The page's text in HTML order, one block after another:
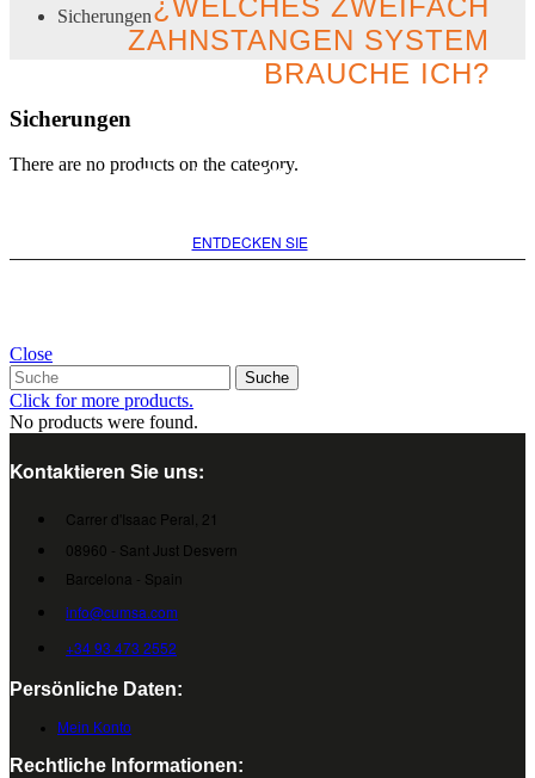
Sicherungen
Sicherungen
There are no products on the category.
¿WELCHES ZWEIFACH
ZAHNSTANGEN SYSTEM
BRAUCHE ICH?
Suchen Sie nach der besten
Option für Ihr Projekt
ENTDECKEN SIE
Close
Suche
Click for more products.
No products were found.
Kontaktieren Sie uns:
Carrer d'Isaac Peral, 21
08960 - Sant Just Desvern
Barcelona - Spain
info@cumsa.com
+34 93 473 2552
Persönliche Daten:
Mein Konto
Rechtliche Informationen: